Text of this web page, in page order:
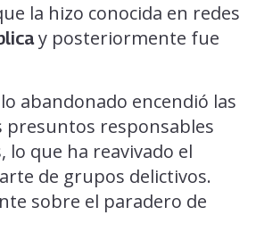
la hizo conocida en redes
y posteriormente fue
abandonado encendió las
presuntos responsables
lo que ha reavivado el
de grupos delictivos.
sobre el paradero de